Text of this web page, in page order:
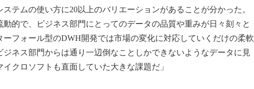
テムの使い方に20以上のバリエーションがあることが分かった。
動的で、ビジネス部門にとってのデータの品質や重みが日々刻々と
ーフォール型のDWH開発では市場の変化に対応していくだけの柔軟
ジネス部門からは通り一辺倒なことしかできないようなデータに見
クロソフトも直面していた大きな課題だ」